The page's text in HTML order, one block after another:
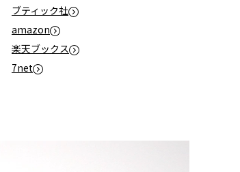
ブティック社
amazon
楽天ブックス
7net